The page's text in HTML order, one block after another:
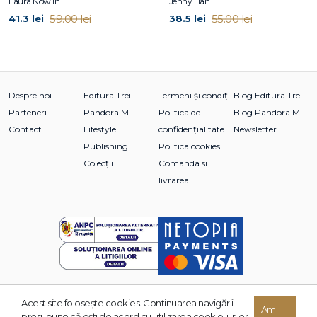
41.3 lei 59.00 lei 38.5 lei 55.00 lei
Despre noi
Parteneri
Contact
Editura Trei
Pandora M
Lifestyle
Publishing
Colecții
Termeni și condiții
Politica de
confidențialitate
Politica cookies
Comanda si
livrarea
Blog Editura Trei
Blog Pandora M
Newsletter
© 2026 Grupul Editorial TREI. Toate drepturile rezervate.
Acest site foloseşte cookies. Continuarea navigării
Am